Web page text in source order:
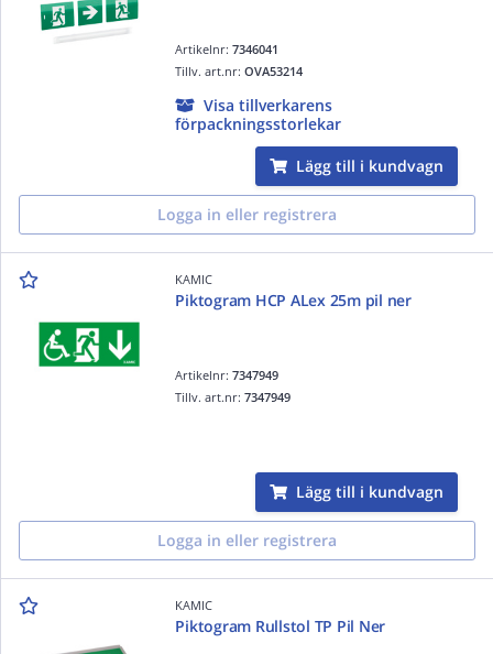
Artikelnr:7346041
Tillv. art.nr:OVA53214
Visa tillverkarens
förpackningsstorlekar
Lägg till i kundvagn
Logga in eller registrera
KAMIC
Piktogram HCP ALex 25m pil ner
Artikelnr:7347949
Tillv. art.nr:7347949
Lägg till i kundvagn
Logga in eller registrera
KAMIC
Piktogram Rullstol TP Pil Ner